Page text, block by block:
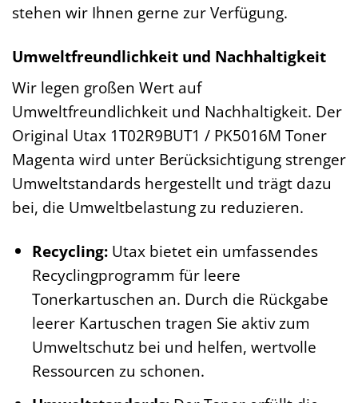
stehen wir Ihnen gerne zur Verfügung.
Umweltfreundlichkeit und Nachhaltigkeit
Wir legen großen Wert auf
Umweltfreundlichkeit und Nachhaltigkeit. Der
Original Utax 1T02R9BUT1 / PK5016M Toner
Magenta wird unter Berücksichtigung strenger
Umweltstandards hergestellt und trägt dazu
bei, die Umweltbelastung zu reduzieren.
Recycling:Utax bietet ein umfassendes
Recyclingprogramm für leere
Tonerkartuschen an. Durch die Rückgabe
leerer Kartuschen tragen Sie aktiv zum
Umweltschutz bei und helfen, wertvolle
Ressourcen zu schonen.